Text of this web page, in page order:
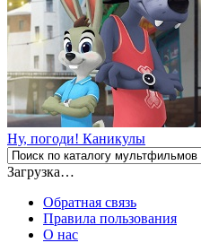
Ну, погоди! Каникулы
Загрузка…
Обратная связь
Правила пользования
О нас